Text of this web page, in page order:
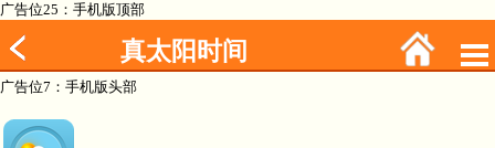
广告位25：手机版顶部
真太阳时间
广告位7：手机版头部